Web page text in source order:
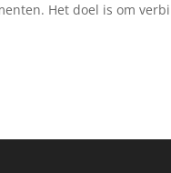
Het doel is om